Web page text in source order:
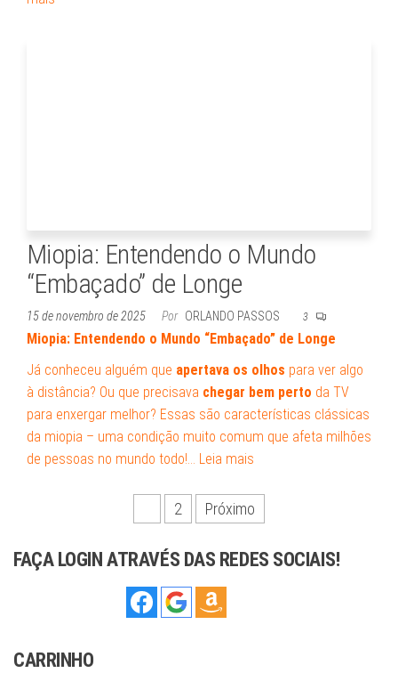
Miopia: Entendendo o Mundo
“Embaçado” de Longe
15 de novembro de 2025 Por ORLANDO PASSOS 3
Miopia: Entendendo o Mundo “Embaçado” de Longe
Já conheceu alguém que apertava os olhos para ver algo
à distância? Ou que precisava chegar bem perto da TV
para enxergar melhor? Essas são características clássicas
da miopia – uma condição muito comum que afeta milhões
de pessoas no mundo todo!… Leia mais
posts
2 Próximo
FAÇA LOGIN ATRAVÉS DAS REDES SOCIAIS!
CARRINHO